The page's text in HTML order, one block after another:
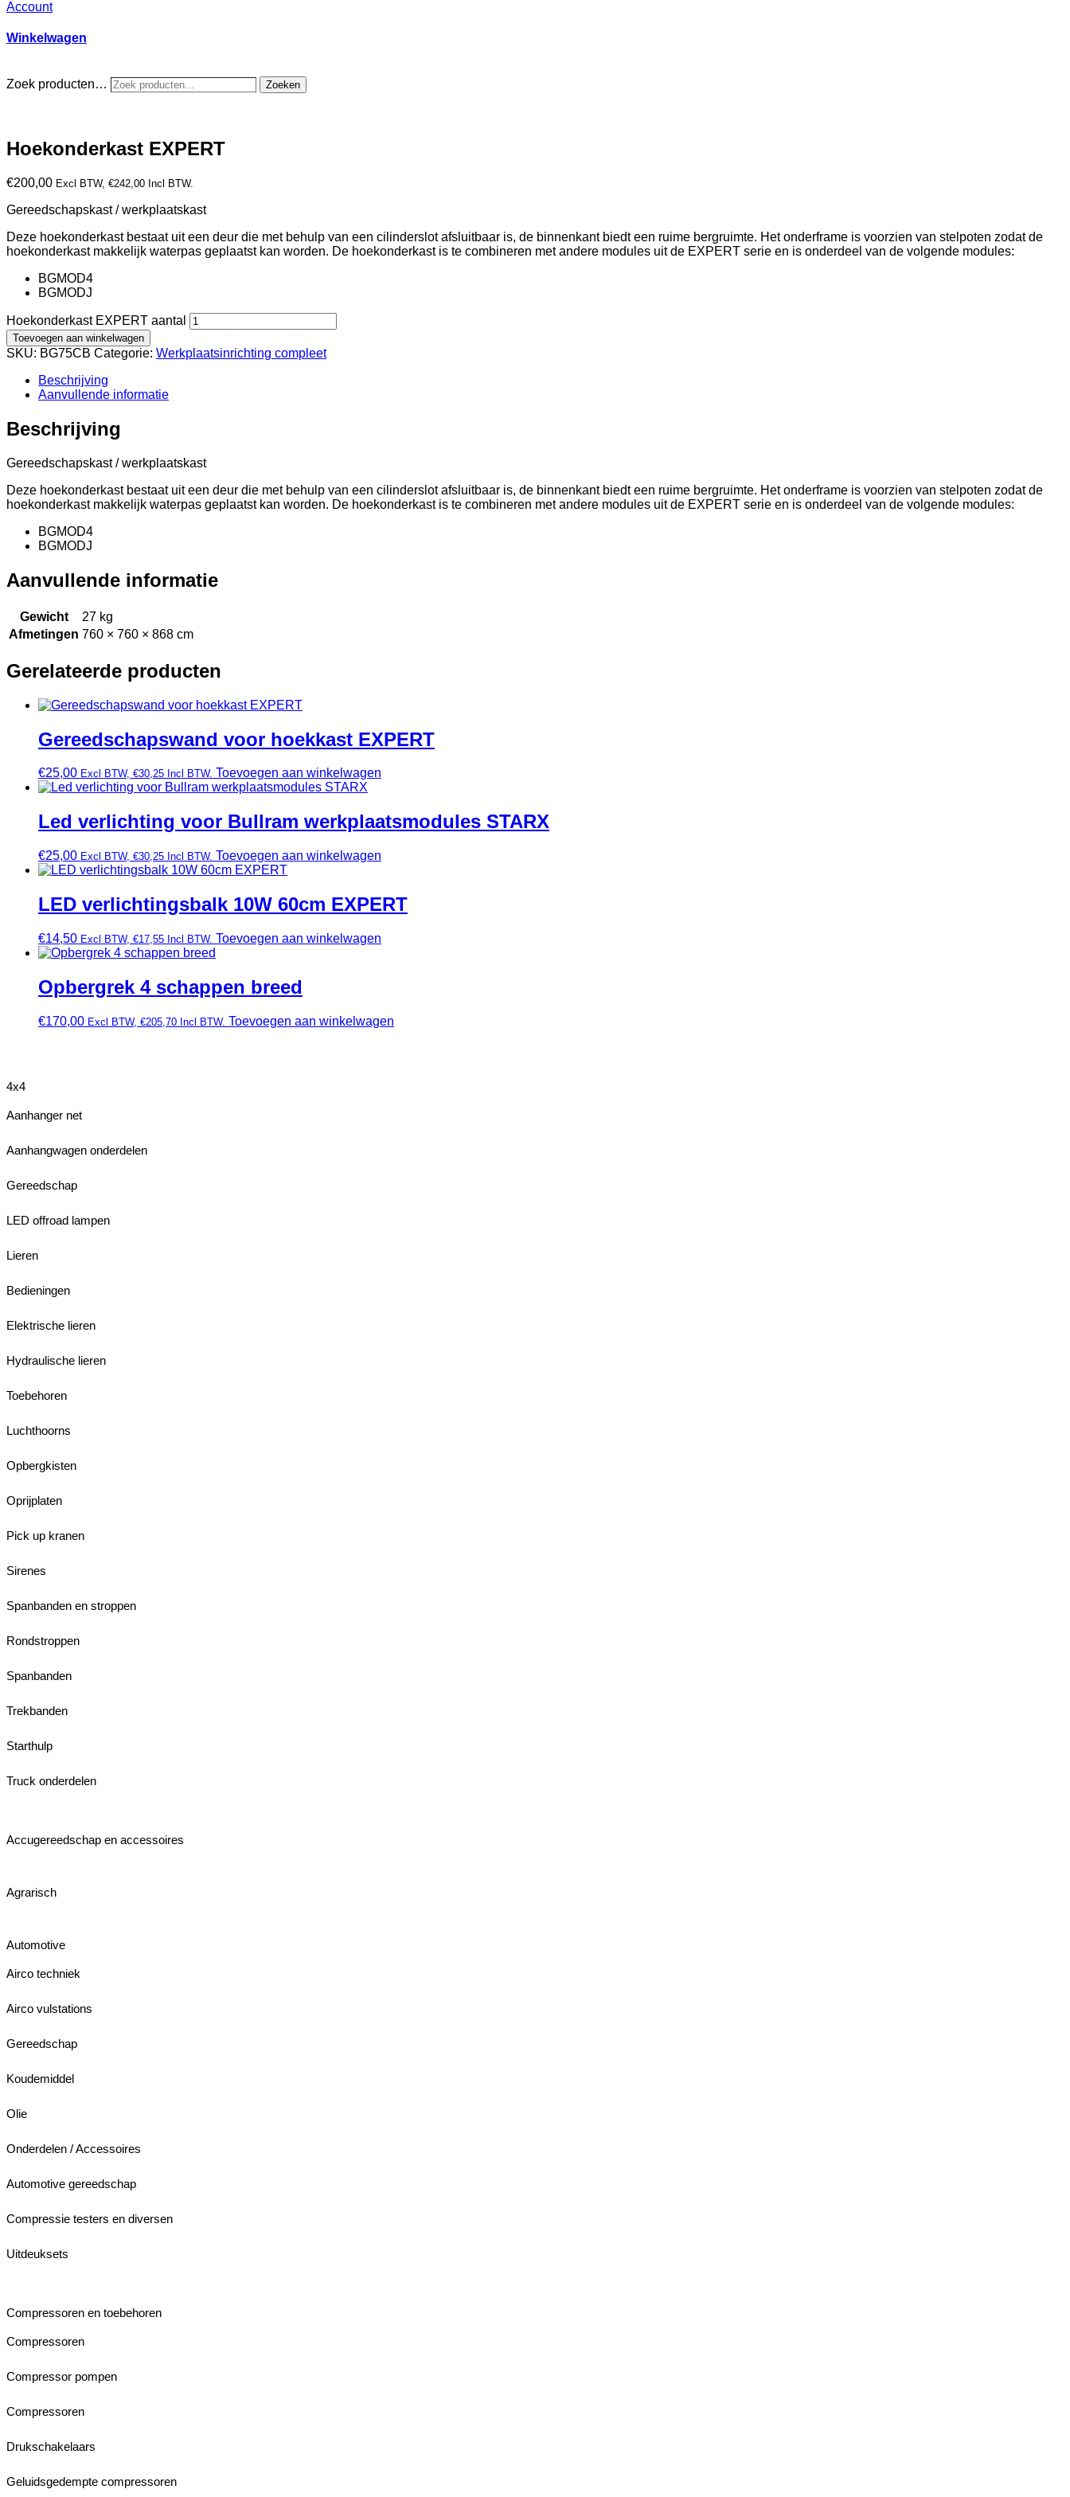
Account
Winkelwagen
Zoek producten… Zoeken
Hoekonderkast EXPERT
€200,00 Excl BTW, €242,00 Incl BTW.
Gereedschapskast / werkplaatskast
Deze hoekonderkast bestaat uit een deur die met behulp van een cilinderslot afsluitbaar is, de binnenkant biedt een ruime bergruimte. Het onderframe is voorzien van stelpoten zodat de
hoekonderkast makkelijk waterpas geplaatst kan worden. De hoekonderkast is te combineren met andere modules uit de EXPERT serie en is onderdeel van de volgende modules:
BGMOD4
BGMODJ
Hoekonderkast EXPERT aantal
Toevoegen aan winkelwagen
SKU: BG75CB Categorie: Werkplaatsinrichting compleet
Beschrijving
Aanvullende informatie
Beschrijving
Gereedschapskast / werkplaatskast
Deze hoekonderkast bestaat uit een deur die met behulp van een cilinderslot afsluitbaar is, de binnenkant biedt een ruime bergruimte. Het onderframe is voorzien van stelpoten zodat de
hoekonderkast makkelijk waterpas geplaatst kan worden. De hoekonderkast is te combineren met andere modules uit de EXPERT serie en is onderdeel van de volgende modules:
BGMOD4
BGMODJ
Aanvullende informatie
Gewicht
27 kg
Afmetingen 760 × 760 × 868 cm
Gerelateerde producten
Gereedschapswand voor hoekkast EXPERT
€25,00 Excl BTW, €30,25 Incl BTW. Toevoegen aan winkelwagen
Led verlichting voor Bullram werkplaatsmodules STARX
€25,00 Excl BTW, €30,25 Incl BTW. Toevoegen aan winkelwagen
LED verlichtingsbalk 10W 60cm EXPERT
€14,50 Excl BTW, €17,55 Incl BTW. Toevoegen aan winkelwagen
Opbergrek 4 schappen breed
€170,00 Excl BTW, €205,70 Incl BTW. Toevoegen aan winkelwagen
4x4
Aanhanger net
Aanhangwagen onderdelen
Gereedschap
LED offroad lampen
Lieren
Bedieningen
Elektrische lieren
Hydraulische lieren
Toebehoren
Luchthoorns
Opbergkisten
Oprijplaten
Pick up kranen
Sirenes
Spanbanden en stroppen
Rondstroppen
Spanbanden
Trekbanden
Starthulp
Truck onderdelen
Accugereedschap en accessoires
Agrarisch
Automotive
Airco techniek
Airco vulstations
Gereedschap
Koudemiddel
Olie
Onderdelen / Accessoires
Automotive gereedschap
Compressie testers en diversen
Uitdeuksets
Compressoren en toebehoren
Compressoren
Compressor pompen
Compressoren
Drukschakelaars
Geluidsgedempte compressoren